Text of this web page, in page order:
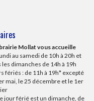
Mollat vous accueille
au samedi de 10h à 20h et
les dimanches de 14h à 19h
fériés : de 11h à 19h* excepté
mai, le 25 décembre et le 1er
jour férié est un dimanche, de